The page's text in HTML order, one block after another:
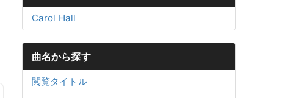
Carol Hall
曲名から探す
閲覧タイトル